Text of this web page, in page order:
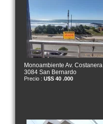
Monoambiente Av. Costanera
3084 San Bernardo
Precio : U$S 40 .000